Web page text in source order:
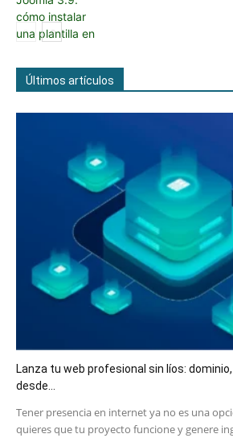
Últimos artículos
Lanza tu web profesional sin líos:
desde...
​Tener presencia en internet ya no es una
quieres que tu proyecto funcione y genere